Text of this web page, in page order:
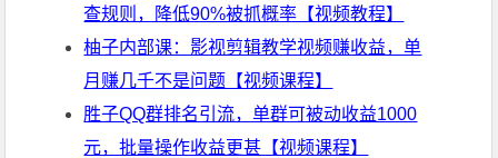
查规则，降低90%被抓概率【视频教程】
柚子内部课：影视剪辑教学视频赚收益，单
月赚几千不是问题【视频课程】
胜子QQ群排名引流，单群可被动收益1000
元，批量操作收益更甚【视频课程】